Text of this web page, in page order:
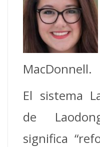
MacDonnell.
El sistema
de
significa